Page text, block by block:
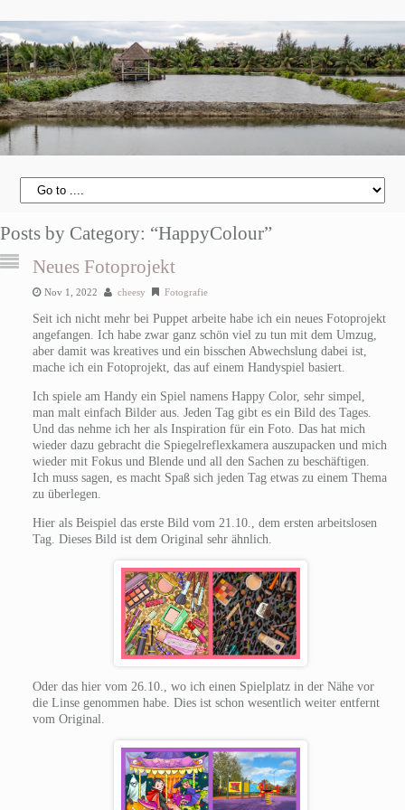
Posts by Category: “HappyColour”
Neues Fotoprojekt
Nov 1, 2022 cheesy Fotografie
Seit ich nicht mehr bei Puppet arbeite habe ich ein neues Fotoprojekt
angefangen. Ich habe zwar ganz schön viel zu tun mit dem Umzug,
aber damit was kreatives und ein bisschen Abwechslung dabei ist,
mache ich ein Fotoprojekt, das auf einem Handyspiel basiert.
Ich spiele am Handy ein Spiel namens Happy Color, sehr simpel,
man malt einfach Bilder aus. Jeden Tag gibt es ein Bild des Tages.
Und das nehme ich her als Inspiration für ein Foto. Das hat mich
wieder dazu gebracht die Spiegelreflexkamera auszupacken und mich
wieder mit Fokus und Blende und all den Sachen zu beschäftigen.
Ich muss sagen, es macht Spaß sich jeden Tag etwas zu einem Thema
zu überlegen.
Hier als Beispiel das erste Bild vom 21.10., dem ersten arbeitslosen
Tag. Dieses Bild ist dem Original sehr ähnlich.
Oder das hier vom 26.10., wo ich einen Spielplatz in der Nähe vor
die Linse genommen habe. Dies ist schon wesentlich weiter entfernt
vom Original.